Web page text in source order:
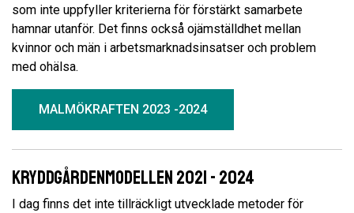
som inte uppfyller kriterierna för förstärkt samarbete
hamnar utanför. Det finns också ojämställdhet mellan
kvinnor och män i arbetsmarknadsinsatser och problem
med ohälsa.
MALMÖKRAFTEN 2023 -2024
Kryddgårdenmodellen 2021 - 2024
I dag finns det inte tillräckligt utvecklade metoder för